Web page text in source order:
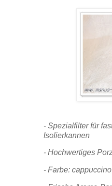
- Spezialfilter für
Isolierkannen
- Hochwertiges
- Farbe: cappuccino